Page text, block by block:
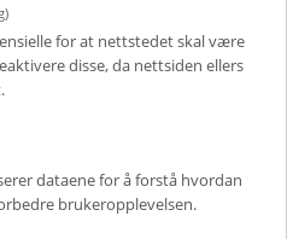
for at nettstedet skal være
disse, da nettsiden ellers
dataene for å forstå hvordan
brukeropplevelsen.